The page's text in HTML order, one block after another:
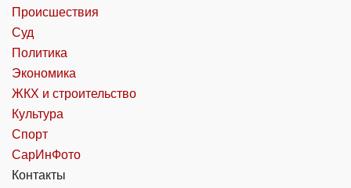
Происшествия
Суд
Политика
Экономика
ЖКХ и строительство
Культура
Спорт
СарИнФото
Контакты